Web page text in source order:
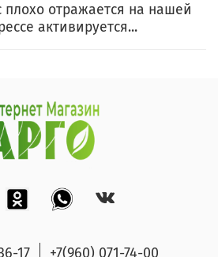
плохо отражается на нашей
активируется...
17 +7(960) 071-74-00